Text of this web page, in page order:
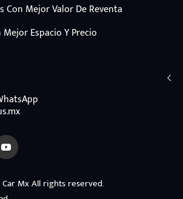
Con Mejor Valor De Reventa
Espacio Y Precio
Mx All rights reserved.